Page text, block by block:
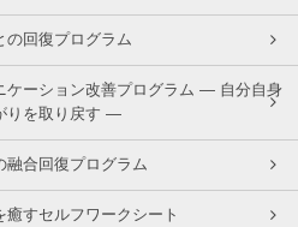
の回復プログラム
ケーション改善プログラム ― 自分自身
りを取り戻す ―
融合回復プログラム
すセルフワークシート